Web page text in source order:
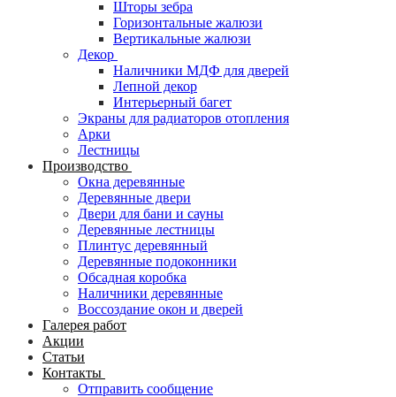
Шторы зебра
Горизонтальные жалюзи
Вертикальные жалюзи
Декор
Наличники МДФ для дверей
Лепной декор
Интерьерный багет
Экраны для радиаторов отопления
Арки
Лестницы
Производство
Окна деревянные
Деревянные двери
Двери для бани и сауны
Деревянные лестницы
Плинтус деревянный
Деревянные подоконники
Обсадная коробка
Наличники деревянные
Воссоздание окон и дверей
Галерея работ
Акции
Статьи
Контакты
Отправить сообщение